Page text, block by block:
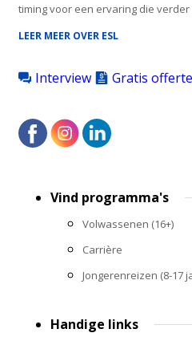
timing voor een ervaring die
LEER MEER OVER ESL
Interview Gratis offerte
menuVind programma's
Volwassenen (16+)
Carrière
Jongerenreizen (8-17
Handige links